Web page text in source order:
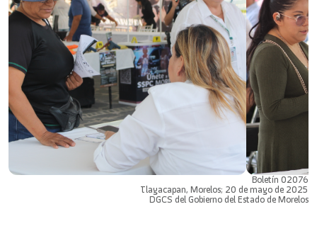
Boletín 02076
Tlayacapan, Morelos; 20 de mayo de 2025
DGCS del Gobierno del Estado de Morelos